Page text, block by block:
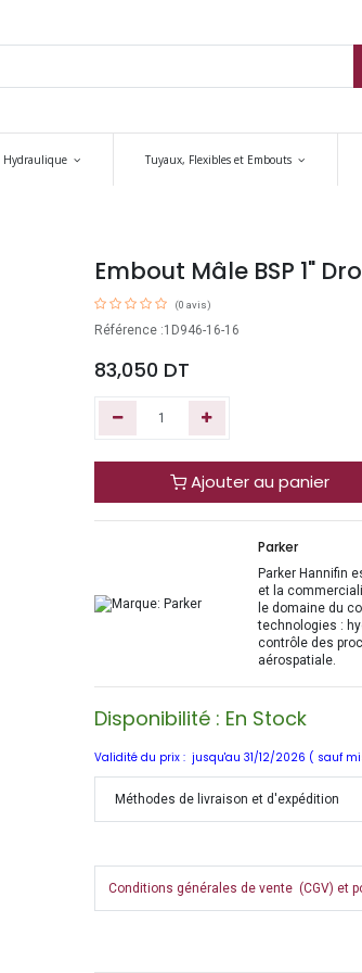
Hydraulique Tuyaux, Flexibles et Embouts
Embout Mâle BSP 1"
(0 avis)
Référence :1D946-16-16
83,050 DT
Ajouter au panier
Parker
Parker Hannifin
et la
le domaine du
technologies :
contrôle des
aérospatiale.
Disponibilité : En Stock
Validité du prix : jusqu'au 31/12/2026 ( sauf
Méthodes de livraison et d'expédition
Conditions générales de vente (CGV) et